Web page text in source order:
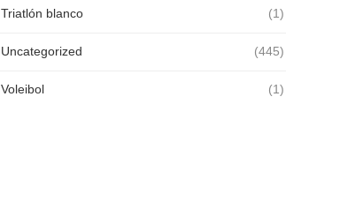
Triatlón blanco (1)
Uncategorized (445)
Voleibol (1)